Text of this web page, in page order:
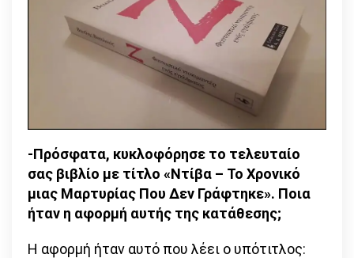
-Πρόσφατα, κυκλοφόρησε το τελευταίο
σας βιβλίο με τίτλο «Ντίβα – Το Χρονικό
μιας Μαρτυρίας Που Δεν Γράφτηκε». Ποια
ήταν η αφορμή αυτής της κατάθεσης;
Η αφορμή ήταν αυτό που λέει ο υπότιτλος: